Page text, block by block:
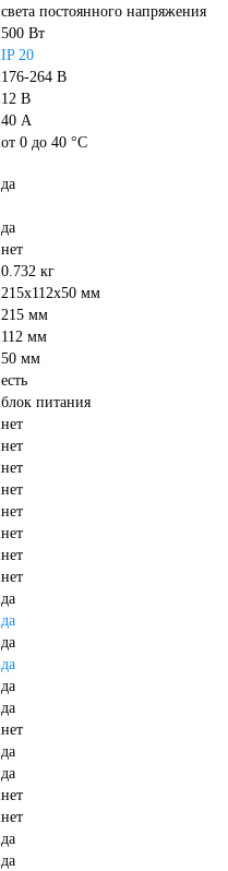
света постоянного напряжения
500 Вт
IP 20
176-264 В
12 В
40 А
от 0 до 40 °С
да
да
нет
0.732 кг
215х112х50 мм
215 мм
112 мм
50 мм
есть
блок питания
нет
нет
нет
нет
нет
нет
нет
нет
да
да
да
да
да
да
нет
да
да
нет
нет
да
да